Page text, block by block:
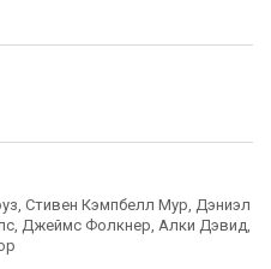
, Стивен Кэмпбелл Мур, Дэниэл
, Джеймс Фолкнер, Алки Дэвид,